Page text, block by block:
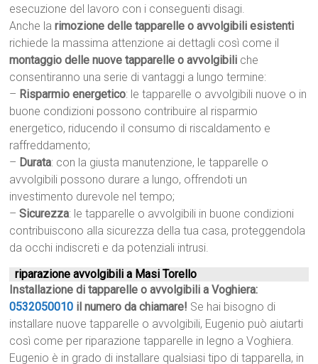
esecuzione del lavoro con i conseguenti disagi.
Anche larimozione delle tapparelle o avvolgibili esistenti
richiede la massima attenzione ai dettagli così come il
montaggio delle nuove tapparelle o avvolgibili che
consentiranno una serie di vantaggi a lungo termine:
– Risparmio energetico: le tapparelle o avvolgibili nuove o in
buone condizioni possono contribuire al risparmio
energetico, riducendo il consumo di riscaldamento e
raffreddamento;
– Durata: con la giusta manutenzione, le tapparelle o
avvolgibili possono durare a lungo, offrendoti un
investimento durevole nel tempo;
–Sicurezza: le tapparelle o avvolgibili in buone condizioni
contribuiscono alla sicurezza della tua casa, proteggendola
da occhi indiscreti e da potenziali intrusi.
riparazione avvolgibili a Masi Torello
Installazione di tapparelle o avvolgibili a Voghiera:
0532050010 il numero da chiamare! Se hai bisogno di
installare nuove tapparelle o avvolgibili, Eugenio può aiutarti
così come per riparazione tapparelle in legno a Voghiera.
Eugenio è in grado di installare qualsiasi tipo di tapparella, in